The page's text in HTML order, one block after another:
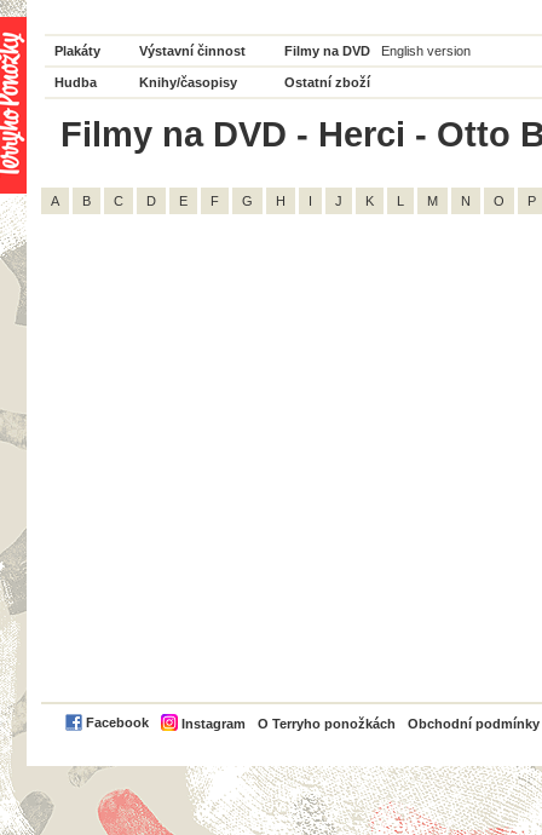
Plakáty Výstavní činnost Filmy na DVD English version
Hudba Knihy/časopisy Ostatní zboží
Filmy na DVD - Herci - Otto
A B C D E F G H I J K L M N O P
Facebook Instagram O Terryho ponožkách Obchodní podmínky
PayPal